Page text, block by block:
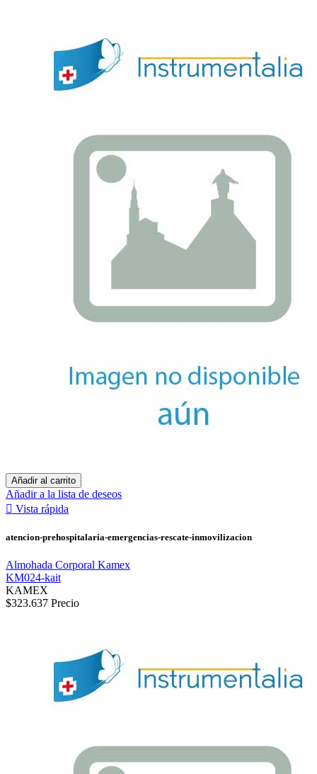
Añadir al carrito
Añadir a la lista de deseos
 Vista rápida
atencion-prehospitalaria-emergencias-rescate-inmovilizacion
Almohada Corporal Kamex
KM024-kait
KAMEX
$323.637 Precio